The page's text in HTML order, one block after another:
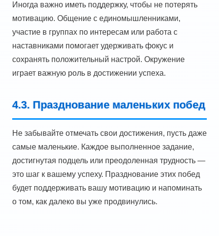
Иногда важно иметь поддержку, чтобы не потерять
мотивацию. Общение с единомышленниками,
участие в группах по интересам или работа с
наставниками помогает удерживать фокус и
сохранять положительный настрой. Окружение
играет важную роль в достижении успеха.
4.3. Празднование маленьких побед
Не забывайте отмечать свои достижения, пусть даже
самые маленькие. Каждое выполненное задание,
достигнутая подцель или преодоленная трудность —
это шаг к вашему успеху. Празднование этих побед
будет поддерживать вашу мотивацию и напоминать
о том, как далеко вы уже продвинулись.